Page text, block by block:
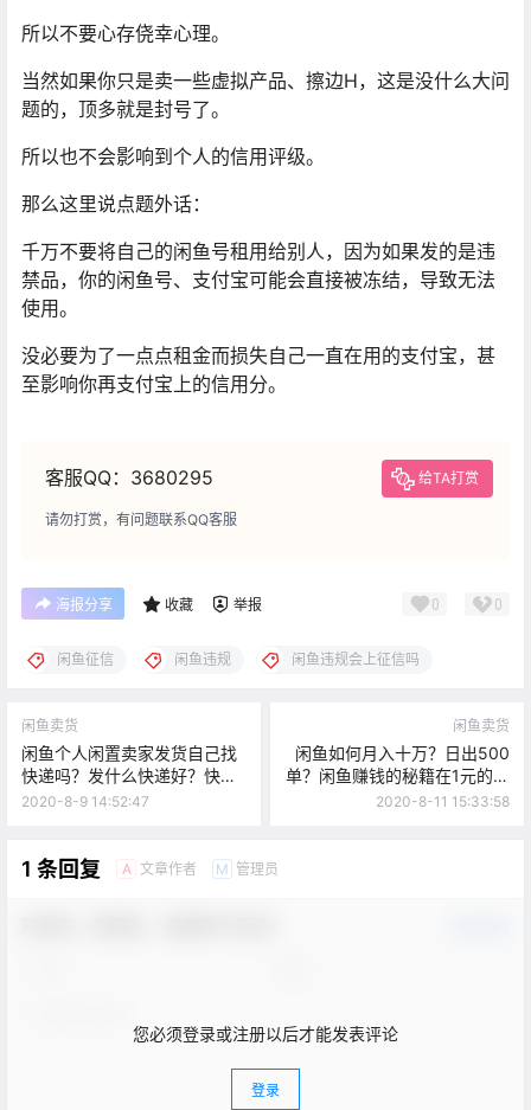
所以不要心存侥幸心理。
当然如果你只是卖一些虚拟产品、擦边H，这是没什么大问
题的，顶多就是封号了。
所以也不会影响到个人的信用评级。
那么这里说点题外话：
千万不要将自己的闲鱼号租用给别人，因为如果发的是违
禁品，你的闲鱼号、支付宝可能会直接被冻结，导致无法
使用。
没必要为了一点点租金而损失自己一直在用的支付宝，甚
至影响你再支付宝上的信用分。
客服QQ：3680295 给TA打赏
请勿打赏，有问题联系QQ客服
海报分享 收藏 举报 0 0
闲鱼征信 闲鱼违规 闲鱼违规会上征信吗
闲鱼卖货
闲鱼个人闲置卖家发货自己找
快递吗？发什么快递好？快递
费怎么收费？
2020-8-9 14:52:47
闲鱼卖货
闲鱼如何月入十万？日出500
单？闲鱼赚钱的秘籍在1元的利
润里！
2020-8-11 15:33:58
1 条回复 A 文章作者 M 管理员
您必须登录或注册以后才能发表评论
登录